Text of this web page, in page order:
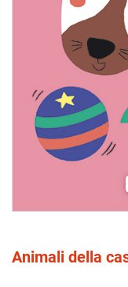
Animali della